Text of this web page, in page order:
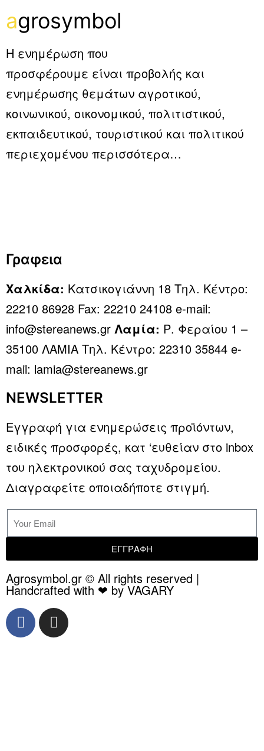
agrosymbol
Η ενημέρωση που
προσφέρουμε είναι προβολής και
ενημέρωσης θεμάτων αγροτικού,
κοινωνικού, οικονομικού, πολιτιστικού,
εκπαιδευτικού, τουριστικού και πολιτικού
περιεχομένου περισσότερα…
Γραφεια
Χαλκίδα: Κατσικογιάννη 18 Τηλ. Κέντρο:
22210 86928 Fax: 22210 24108 e-mail:
info@stereanews.gr Λαμία: Ρ. Φεραίου 1 –
35100 ΛΑΜΙΑ Τηλ. Κέντρο: 22310 35844 e-
mail: lamia@stereanews.gr
NEWSLETTER
Εγγραφή για ενημερώσεις προϊόντων,
ειδικές προσφορές, κατ ‘ευθείαν στο inbox
του ηλεκτρονικού σας ταχυδρομείου.
Διαγραφείτε οποιαδήποτε στιγμή.
ΕΓΓΡΑΦΗ
Agrosymbol.gr © All rights reserved |
Handcrafted with ❤ by VAGARY